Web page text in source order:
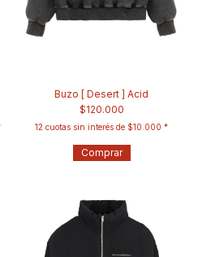
Buzo [ Desert ] Acid
$120.000
12 cuotas sin interés de $10.000
Comprar